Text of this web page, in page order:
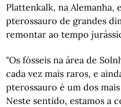
Plattenkalk, na Alemanha,
pterossauro de grandes
remontar ao tempo
"Os fósseis na área de
cada vez mais raros, e
pterossauro é um dos
Neste sentido, estamos a